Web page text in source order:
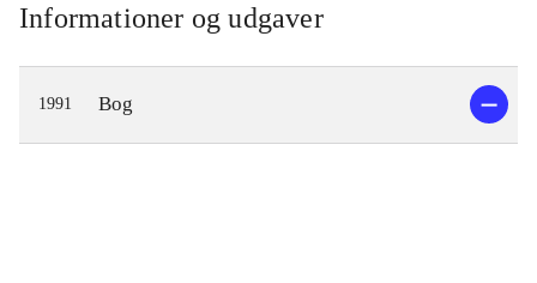
Informationer og udgaver
1991 Bog